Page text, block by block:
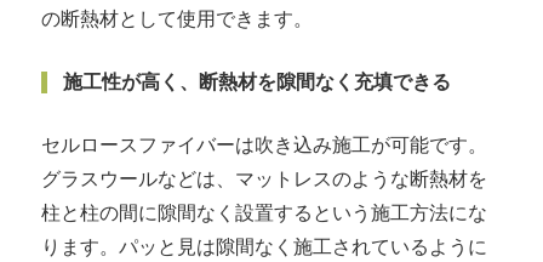
の断熱材として使用できます。
施工性が高く、断熱材を隙間なく充填できる
セルロースファイバーは吹き込み施工が可能です。
グラスウールなどは、マットレスのような断熱材を
柱と柱の間に隙間なく設置するという施工方法にな
ります。パッと見は隙間なく施工されているように